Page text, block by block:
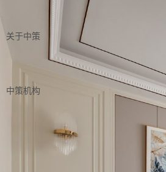
关于中策
中策机构